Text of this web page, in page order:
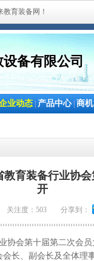
育装备网！
备有限公司
业动态 产品中心| 商机
育装备行业协会
开
关注度：503 分享到：
会第十届第二次会员
长、副会长及全体理